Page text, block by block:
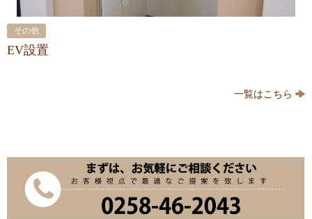
その他
EV設置
一覧はこちら